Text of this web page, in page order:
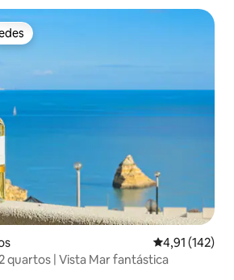
4,91 de uma
4,91 (142)
quartos | Vista Mar fantástica